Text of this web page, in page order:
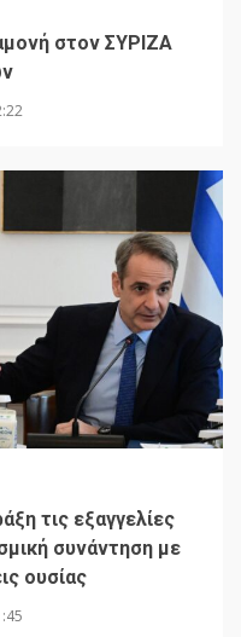
στον ΣΥΡΙΖΑ
τις εξαγγελίες
συνάντηση με
ουσίας